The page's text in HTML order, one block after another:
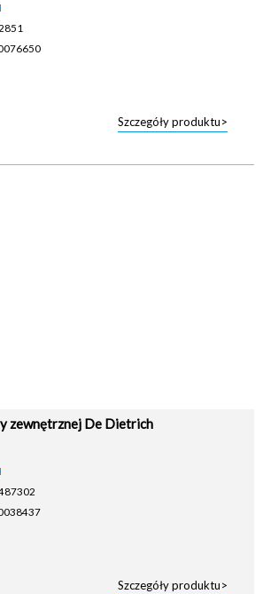
Szczegóły produktu>
zewnętrznej De Dietrich
Szczegóły produktu>